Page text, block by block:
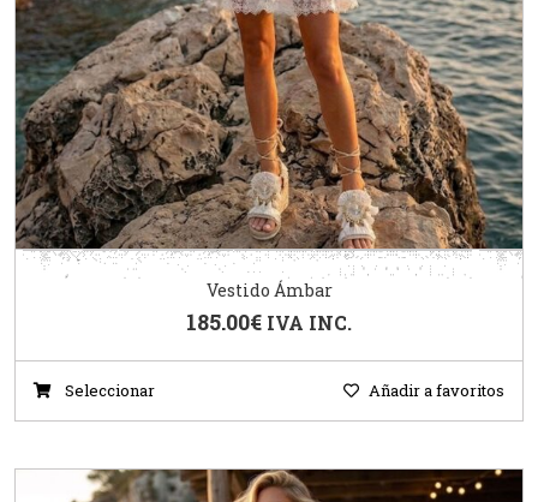
Vestido Ámbar
185.00€ IVA INC.
Seleccionar Añadir a favoritos